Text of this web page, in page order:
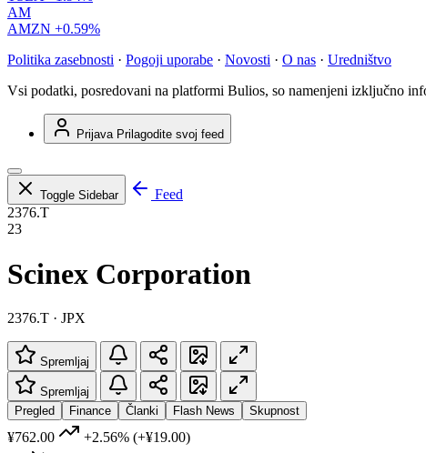
AM
AMZN +0.59%
Politika zasebnosti · Pogoji uporabe · Novosti · O nas · Uredništvo
Vsi podatki, posredovani na platformi Bulios, so namenjeni izključno
Prijava Prilagodite svoj feed
Toggle Sidebar
Feed
2376.T
23
Scinex Corporation
2376.T · JPX
Spremljaj
Spremljaj
Pregled
Finance Članki Flash News Skupnost
¥762.00 +2.56% (+¥19.00)